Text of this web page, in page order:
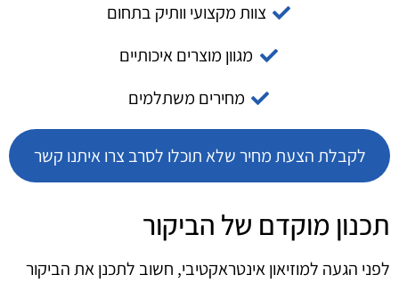
צוות מקצועי וותיק בתחום
מגוון מוצרים איכותיים
מחירים משתלמים
לקבלת הצעת מחיר שלא תוכלו לסרב צרו איתנו קשר
תכנון מוקדם של הביקור
לפני הגעה למוזיאון אינטראקטיבי, חשוב לתכנן את הביקור